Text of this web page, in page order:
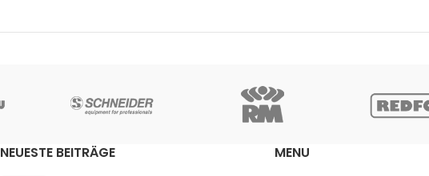
NEUESTE BEITRÄGE MENU